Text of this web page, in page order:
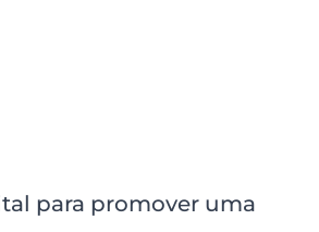
para promover uma